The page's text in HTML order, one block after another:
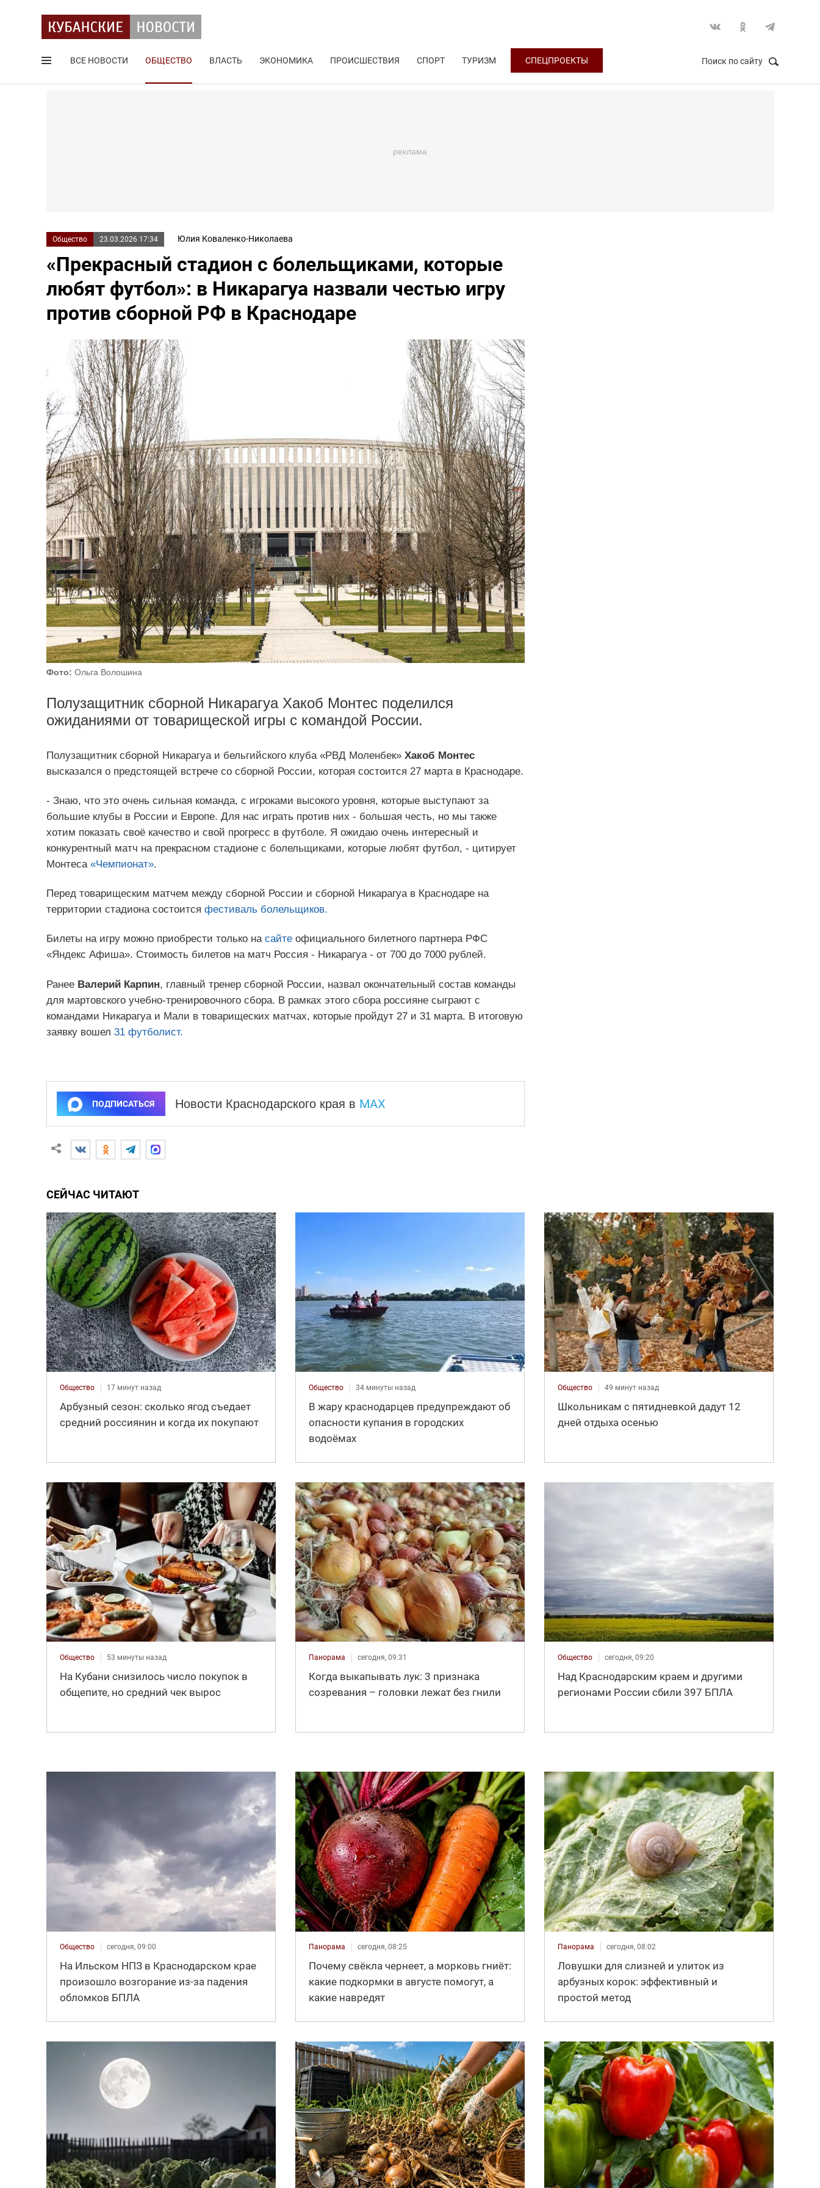
ВСЕ НОВОСТИ ОБЩЕСТВО ВЛАСТЬ ЭКОНОМИКА ПРОИСШЕСТВИЯ СПОРТ ТУРИЗМ СПЕЦПРОЕКТЫ Поиск по сайту
Общество 23.03.2026 17:34 Юлия Коваленко-Николаева
«Прекрасный стадион с болельщиками, которые
любят футбол»: в Никарагуа назвали честью игру
против сборной РФ в Краснодаре
Фото: Ольга Волошина
Полузащитник сборной Никарагуа Хакоб Монтес поделился
ожиданиями от товарищеской игры с командой России.
Полузащитник сборной Никарагуа и бельгийского клуба «РВД Моленбек» Хакоб Монтес
высказался о предстоящей встрече со сборной России, которая состоится 27 марта в Краснодаре.
- Знаю, что это очень сильная команда, с игроками высокого уровня, которые выступают за
большие клубы в России и Европе. Для нас играть против них - большая честь, но мы также
хотим показать своё качество и свой прогресс в футболе. Я ожидаю очень интересный и
конкурентный матч на прекрасном стадионе с болельщиками, которые любят футбол, - цитирует
Монтеса «Чемпионат».
Перед товарищеским матчем между сборной России и сборной Никарагуа в Краснодаре на
территории стадиона состоится фестиваль болельщиков.
Билеты на игру можно приобрести только на сайтеофициального билетного партнера РФС
«Яндекс Афиша». Стоимость билетов на матч Россия - Никарагуа - от 700 до 7000 рублей.
Ранее Валерий Карпин, главный тренер сборной России, назвал окончательный состав команды
для мартовского учебно-тренировочного сбора. В рамках этого сбора россияне сыграют с
командами Никарагуа и Мали в товарищеских матчах, которые пройдут 27 и 31 марта. В итоговую
заявку вошел 31 футболист.
ПОДПИСАТЬСЯ Новости Краснодарского края в MAX
СЕЙЧАС ЧИТАЮТ
Общество 17 минут назад
Арбузный сезон: сколько ягод съедает
средний россиянин и когда их покупают
Общество 34 минуты назад
В жару краснодарцев предупреждают об
опасности купания в городских
водоёмах
Общество 49 минут назад
Школьникам с пятидневкой дадут 12
дней отдыха осенью
Общество 53 минуты назад
На Кубани снизилось число покупок в
общепите, но средний чек вырос
Панорама сегодня, 09:31
Когда выкапывать лук: 3 признака
созревания – головки лежат без гнили
Общество сегодня, 09:20
Над Краснодарским краем и другими
регионами России сбили 397 БПЛА
Общество сегодня, 09:00
На Ильском НПЗ в Краснодарском крае
произошло возгорание из-за падения
обломков БПЛА
Панорама сегодня, 08:25
Почему свёкла чернеет, а морковь гниёт:
какие подкормки в августе помогут, а
какие навредят
Панорама сегодня, 08:02
Ловушки для слизней и улиток из
арбузных корок: эффективный и
простой метод